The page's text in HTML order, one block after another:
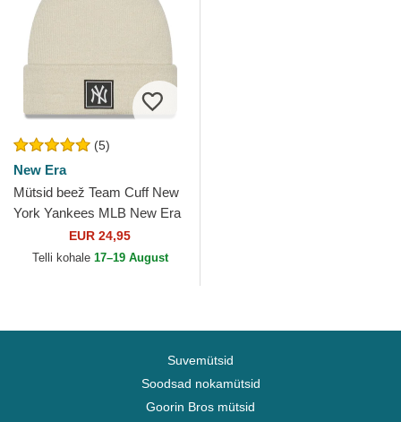
(5)
New Era
Mütsid beež Team Cuff New
York Yankees MLB New Era
EUR 24,95
Telli kohale 17–19 August
Suvemütsid
Soodsad nokamütsid
Goorin Bros mütsid